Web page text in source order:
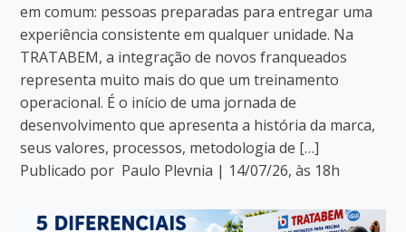
em comum: pessoas preparadas para entregar uma
experiência consistente em qualquer unidade. Na
TRATABEM, a integração de novos franqueados
representa muito mais do que um treinamento
operacional. É o início de uma jornada de
desenvolvimento que apresenta a história da marca,
seus valores, processos, metodologia de […]
Publicado por Paulo Plevnia | 14/07/26, às 18h